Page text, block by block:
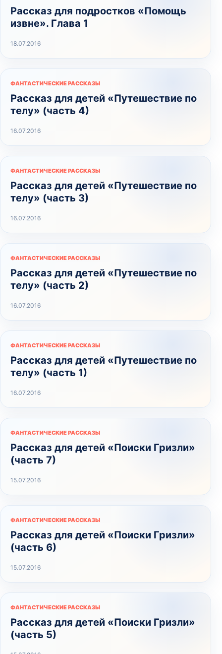
Рассказ для подростков «Помощь
извне». Глава 1
18.07.2016
ФАНТАСТИЧЕСКИЕ РАССКАЗЫ
Рассказ для детей «Путешествие по
телу» (часть 4)
16.07.2016
ФАНТАСТИЧЕСКИЕ РАССКАЗЫ
Рассказ для детей «Путешествие по
телу» (часть 3)
16.07.2016
ФАНТАСТИЧЕСКИЕ РАССКАЗЫ
Рассказ для детей «Путешествие по
телу» (часть 2)
16.07.2016
ФАНТАСТИЧЕСКИЕ РАССКАЗЫ
Рассказ для детей «Путешествие по
телу» (часть 1)
16.07.2016
ФАНТАСТИЧЕСКИЕ РАССКАЗЫ
Рассказ для детей «Поиски Гризли»
(часть 7)
15.07.2016
ФАНТАСТИЧЕСКИЕ РАССКАЗЫ
Рассказ для детей «Поиски Гризли»
(часть 6)
15.07.2016
ФАНТАСТИЧЕСКИЕ РАССКАЗЫ
Рассказ для детей «Поиски Гризли»
(часть 5)